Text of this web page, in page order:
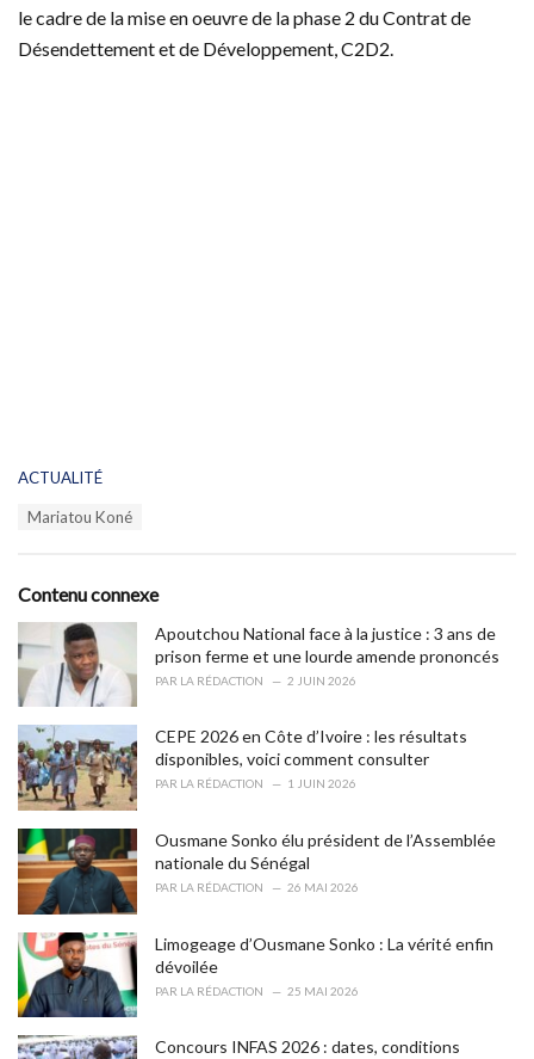
le cadre de la mise en oeuvre de la phase 2 du Contrat de
Désendettement et de Développement, C2D2.
C
o
r
i
e
s
:
ACTUALITÉ
:
Mariatou Koné
Contenu connexe
Apoutchou National face à la justice : 3 ans de
prison ferme et une lourde amende prononcés
PAR LA RÉDACTION 2 JUIN 2026
CEPE 2026 en Côte d’Ivoire : les résultats
disponibles, voici comment consulter
PAR LA RÉDACTION 1 JUIN 2026
Ousmane Sonko élu président de l’Assemblée
nationale du Sénégal
PAR LA RÉDACTION 26 MAI 2026
Limogeage d’Ousmane Sonko : La vérité enfin
dévoilée
PAR LA RÉDACTION 25 MAI 2026
Concours INFAS 2026 : dates, conditions